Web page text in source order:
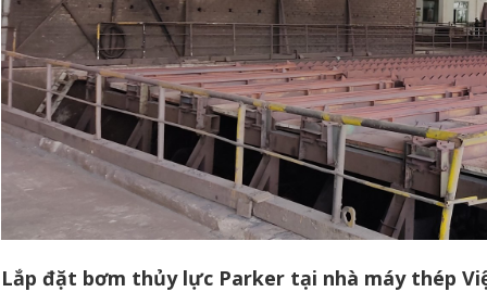
Lắp đặt bơm thủy lực Parker tại nhà máy thép